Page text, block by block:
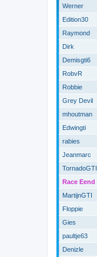
Werner
Edition30
Raymond
Dirk
Demisgti6
RobvR
Robbie
Grey Devil
mhoutman
Edwingti
rabies
Jeanmarc
TornadoGTI
Race Eend
MartijnGTI
Floppie
Gies
paultje63
Denizle